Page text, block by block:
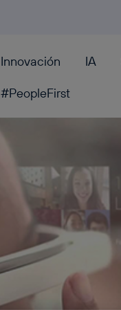
Innovación IA
#PeopleFirst